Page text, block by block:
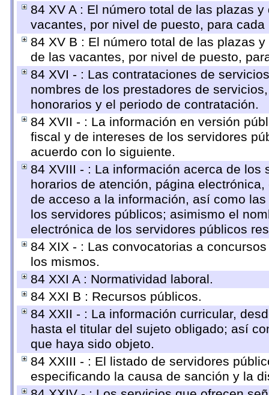
84 XV A : El número total de las plazas
vacantes, por nivel de puesto, para
84 XV B : El número total de las plazas
de las vacantes, por nivel de puesto,
84 XVI - : Las contrataciones de
nombres de los prestadores de
honorarios y el periodo de contratación.
84 XVII - : La información en versión
fiscal y de intereses de los servidores
acuerdo con lo siguiente.
84 XVIII - : La información acerca de
horarios de atención, página
de acceso a la información, así como
los servidores públicos; asimismo el
electrónica de los servidores públicos
84 XIX - : Las convocatorias a
los mismos.
84 XXI A : Normatividad laboral.
84 XXI B : Recursos públicos.
84 XXII - : La información curricular,
hasta el titular del sujeto obligado; así
que haya sido objeto.
84 XXIII - : El listado de servidores
especificando la causa de sanción y la